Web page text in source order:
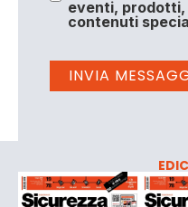
eventi,
contenuti